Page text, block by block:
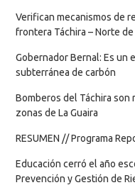
Verifican mecanismos de
frontera Táchira – Norte
Gobernador Bernal: Es un
subterránea de carbón
Bomberos del Táchira
zonas de La Guaira
RESUMEN // Programa
Educación cerró el año
Prevención y Gestión de